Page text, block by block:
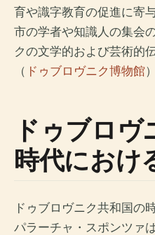
育や識字教育の促進に寄
市の学者や知識人の集会
クの文学的および芸術的
（ ドゥブロヴニク博物館
ドゥブロ
時代におけ
ドゥブロヴニク共和国の
パラーチャ・スポンツァ